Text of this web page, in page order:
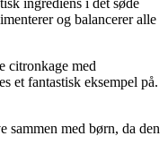
og balancerer alle
citronkage med
et fantastisk eksempel på.
sammen med børn, da den